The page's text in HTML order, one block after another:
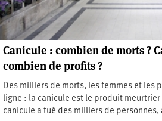
Canicule : combien de morts ?
combien de profits ?
Des milliers de morts, les femmes et les
ligne : la canicule est le produit
canicule a tué des milliers de